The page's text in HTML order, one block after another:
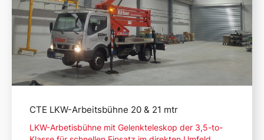
CTE LKW-Arbeitsbühne 20 & 21 mtr
LKW-Arbetisbühne mit Gelenkteleskop der 3,5-to-